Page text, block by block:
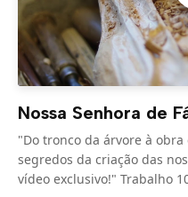
Nossa Senhora de
"Do tronco da árvore à obra
segredos da criação das
vídeo exclusivo!" Trabalho